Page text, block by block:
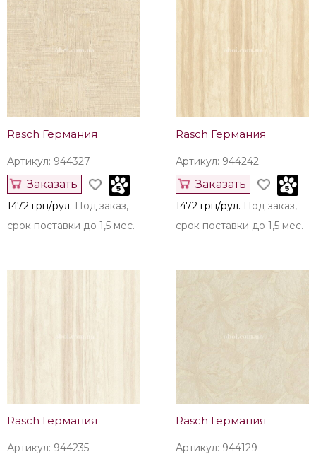
Rasch Германия
Артикул: 944327
Заказать
1472 грн/рул. Под заказ,
срок поставки до 1,5 мес.
Rasch Германия
Артикул: 944242
Заказать
1472 грн/рул. Под заказ,
срок поставки до 1,5 мес.
Rasch Германия
Артикул: 944235
Rasch Германия
Артикул: 944129